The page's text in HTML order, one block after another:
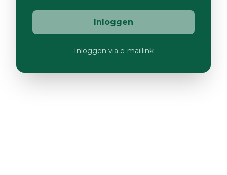
Inloggen
Inloggen via e-maillink